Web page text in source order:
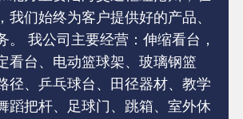
我们始终为客户提供好的产品、
。 我公司主要经营：伸缩看台，
看台、电动篮球架、玻璃钢篮
径、乒乓球台、田径器材、教学
蹈把杆、足球门、跳箱、室外休